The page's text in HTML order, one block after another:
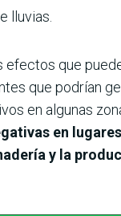
lluvias.
efectos que
que podrían
en algunas
en
y la